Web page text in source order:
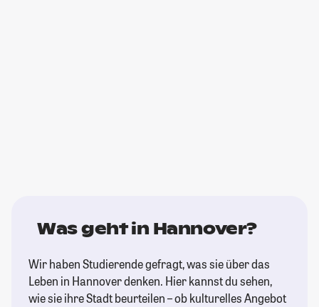
Was geht in Hannover?
Wir haben Studierende gefragt, was sie über das
Leben in Hannover denken. Hier kannst du sehen,
wie sie ihre Stadt beurteilen – ob kulturelles Angebot